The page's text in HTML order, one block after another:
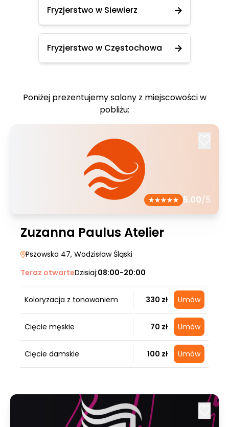
Fryzjerstwo w Siewierz
Fryzjerstwo w Częstochowa
Poniżej prezentujemy salony z miejscowości w
pobliżu:
5.00/5
Zuzanna Paulus Atelier
Pszowska 47, Wodzisław Śląski
Teraz otwarteDzisiaj:08:00-20:00
Koloryzacja z tonowaniem 330 zł Umów
Cięcie męskie 70 zł Umów
Cięcie damskie 100 zł Umów